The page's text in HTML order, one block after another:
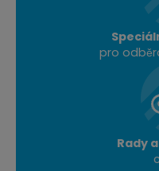
pro
Rady